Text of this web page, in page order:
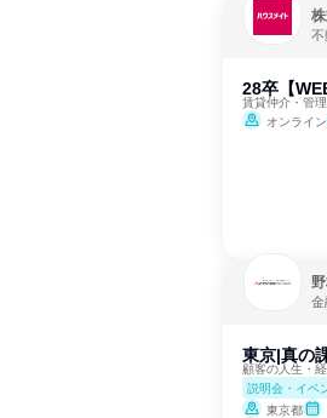
不
28卒【
賃貸仲介・管
オンライン
金
東京|真の
顧客の人生・
説明会・イベ
東京都